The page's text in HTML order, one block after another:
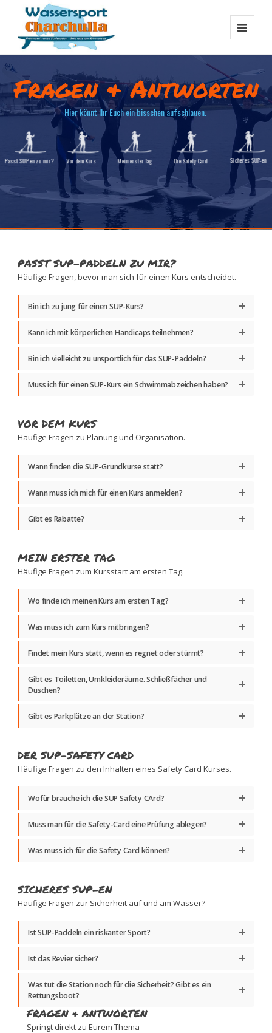
Fragen & Antworten
Hier könnt Ihr Euch ein bisschen aufschlauen.
Passt SUP-en zu mir? Vor dem Kurs Mein erster Tag Die Safety Card Sicheres SUP-en
MEHR ERFAHREN
PASST SUP-PADDELN ZU MIR?
Häufige Fragen, bevor man sich für einen Kurs entscheidet.
Bin ich zu jung für einen SUP-Kurs?
Kann ich mit körperlichen Handicaps teilnehmen?
Bin ich vielleicht zu unsportlich für das SUP-Paddeln?
Muss ich für einen SUP-Kurs ein Schwimmabzeichen haben?
VOR DEM KURS
Häufige Fragen zu Planung und Organisation.
Wann finden die SUP-Grundkurse statt?
Wann muss ich mich für einen Kurs anmelden?
Gibt es Rabatte?
MEIN ERSTER TAG
Häufige Fragen zum Kursstart am ersten Tag.
Wo finde ich meinen Kurs am ersten Tag?
Was muss ich zum Kurs mitbringen?
Findet mein Kurs statt, wenn es regnet oder stürmt?
Gibt es Toiletten, Umkleideräume. Schließfächer und
Duschen?
Gibt es Parkplätze an der Station?
DER SUP-SAFETY CARD
Häufige Fragen zu den Inhalten eines Safety Card Kurses.
Wofür brauche ich die SUP Safety CArd?
Muss man für die Safety-Card eine Prüfung ablegen?
Was muss ich für die Safety Card können?
SICHERES SUP-EN
Häufige Fragen zur Sicherheit auf und am Wasser?
Ist SUP-Paddeln ein riskanter Sport?
Ist das Revier sicher?
Was tut die Station noch für die Sicherheit? Gibt es ein
Rettungsboot?
FRAGEN & ANTWORTEN
Springt direkt zu Eurem Thema